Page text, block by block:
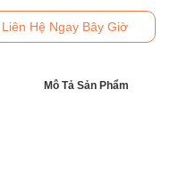
Liên Hệ Ngay Bây Giờ
Mô Tả Sản Phẩm